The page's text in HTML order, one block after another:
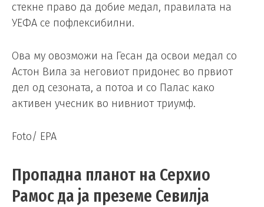
стекне право да добие медал, правилата на
УЕФА се пофлексибилни.
Ова му овозможи на Гесан да освои медал со
Астон Вила за неговиот придонес во првиот
дел од сезоната, а потоа и со Палас како
активен учесник во нивниот триумф.
Foto/ EPA
Пропадна планот на Серхио
Рамос да ја преземе Севилја